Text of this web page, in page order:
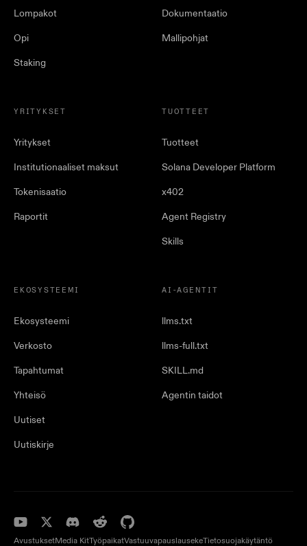
Lompakot
Opi
Staking
Dokumentaatio
Mallipohjat
YRITYKSET
Yritykset
Institutionaaliset maksut
Tokenisaatio
Raportit
TUOTTEET
Tuotteet
Solana Developer Platform
x402
Agent Registry
Skills
EKOSYSTEEMI
Ekosysteemi
Verkosto
Tapahtumat
Yhteisö
Uutiset
Uutiskirje
AI-AGENTIT
llms.txt
llms-full.txt
SKILL.md
Agentin taidot
AvustuksetMedia KitTyöpaikatVastuuvapauslausekeTietosuojakäytäntö